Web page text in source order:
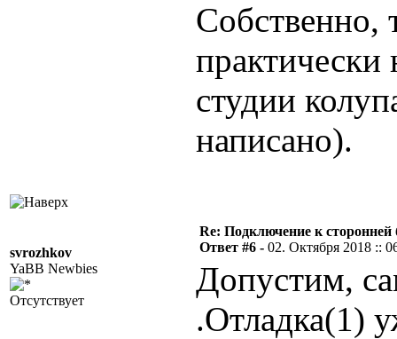
Собственно,
студии
написано).
svrozhkov
YaBB Newbies
Отсутствует
Re: Подключение к сторонней
Ответ #6 - 02. Октября 2018 ::
Допустим,
.Отладка(1)